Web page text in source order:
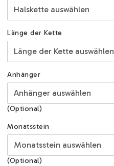
Länge der Kette
Anhänger
(Optional)
Monatsstein
(Optional)